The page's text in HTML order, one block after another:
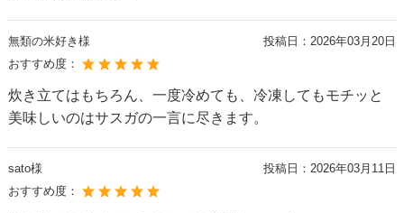
無類の米好き様 投稿日： 2026年03月20日
おすすめ度：
炊き立てはもちろん、一度冷めても、冷凍してもモチッと
美味しいのはサスガの一言に尽きます。
sato様 投稿日： 2026年03月11日
おすすめ度：